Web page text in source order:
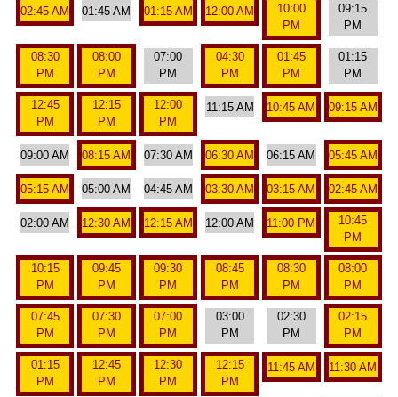
02:45 AM 01:45 AM 01:15 AM 12:00 AM
10:00
PM
09:15
PM
08:30
PM
08:00
PM
07:00
PM
04:30
PM
01:45
PM
01:15
PM
12:45
PM
12:15
PM
12:00
PM
11:15 AM 10:45 AM 09:15 AM
09:00 AM 08:15 AM 07:30 AM 06:30 AM 06:15 AM 05:45 AM
05:15 AM 05:00 AM 04:45 AM 03:30 AM 03:15 AM 02:45 AM
02:00 AM 12:30 AM 12:15 AM 12:00 AM 11:00 PM
10:45
PM
10:15
PM
09:45
PM
09:30
PM
08:45
PM
08:30
PM
08:00
PM
07:45
PM
07:30
PM
07:00
PM
03:00
PM
02:30
PM
02:15
PM
01:15
PM
12:45
PM
12:30
PM
12:15
PM
11:45 AM 11:30 AM